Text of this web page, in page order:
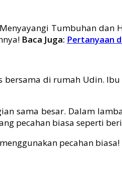
Tumbuhan
Baca Juga: Pertanyaan
di rumah Udin.
sama besar. Dalam
pecahan biasa seperti
pecahan